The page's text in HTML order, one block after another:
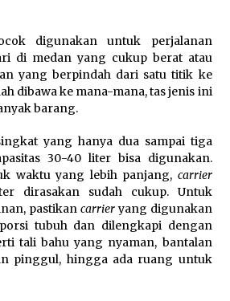
Indonesia Sports Summit
Resmi Dibuka, Siap Hadirkan
Beyond the Game
8 Agustus 2026
Indonesia Diharapkan
Usai Takluk dari Vietnam di
AFF 2026
8 Agustus 2026
digunakan untuk perjalanan
di medan yang cukup berat atau
yang berpindah dari satu titik ke
dibawa ke mana-mana, tas jenis ini
barang.
yang hanya dua sampai tiga
30-40 liter bisa digunakan.
waktu yang lebih panjang, carrier
dirasakan sudah cukup. Untuk
pastikan carrieryang digunakan
tubuh dan dilengkapi dengan
tali bahu yang nyaman, bantalan
pinggul, hingga ada ruang untuk